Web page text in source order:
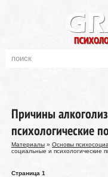
Причины
психологические
Материалы» Основы
социальные и психологические
Страница 1